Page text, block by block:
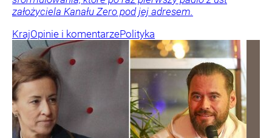
założyciela Kanału Zero pod jej adresem.
KrajOpinie i komentarzePolityka